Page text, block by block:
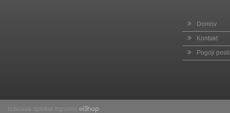
Domov
Kontakt
Pogoji
Izdelava spletne trgovine